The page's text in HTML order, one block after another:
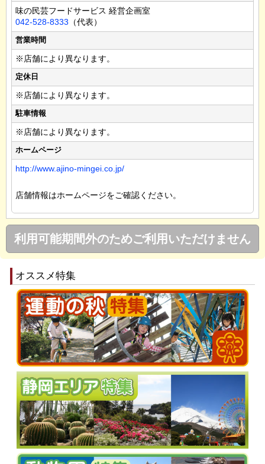
味の民芸フードサービス 経営企画室
042-528-8333 （代表）
営業時間
※店舗により異なります。
定休日
※店舗により異なります。
駐車情報
※店舗により異なります。
ホームページ
http://www.ajino-mingei.co.jp/
店舗情報はホームページをご確認ください。
利用可能期間外のためご利用いただけません
オススメ特集